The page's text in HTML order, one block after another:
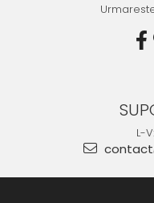
L-